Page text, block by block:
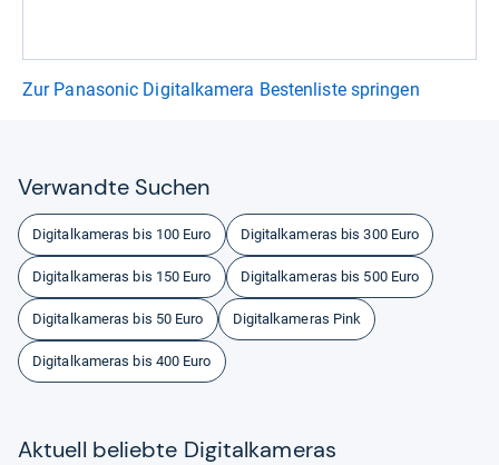
Zur Panasonic Digitalkamera Bestenliste springen
Ver­wandte Suchen
Digitalkameras bis 100 Euro Digitalkameras bis 300 Euro
Digitalkameras bis 150 Euro Digitalkameras bis 500 Euro
Digitalkameras bis 50 Euro Digitalkameras Pink
Digitalkameras bis 400 Euro
Aktu­ell beliebte Digi­tal­ka­me­ras